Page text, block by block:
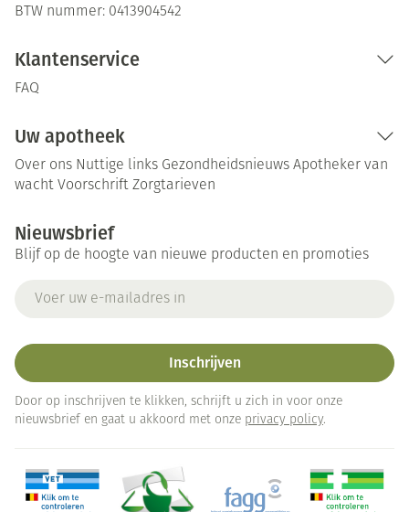
BTW nummer: 0413904542
Klantenservice
FAQ
Uw apotheek
Over ons Nuttige links Gezondheidsnieuws Apotheker van
wacht Voorschrift Zorgtarieven
Nieuwsbrief
Blijf op de hoogte van nieuwe producten en promoties
Inschrijven
Door op inschrijven te klikken, schrijft u zich in voor onze
nieuwsbrief en gaat u akkoord met onze privacy policy.